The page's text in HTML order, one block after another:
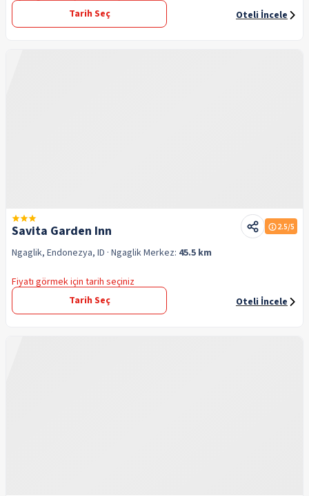
Tarih Seç
Oteli İncele
Savita Garden Inn 2.5/5
Ngaglik, Endonezya, ID · NgaglikMerkez: 45.5 km
Fiyatı görmek için tarih seçiniz
Tarih Seç
Oteli İncele